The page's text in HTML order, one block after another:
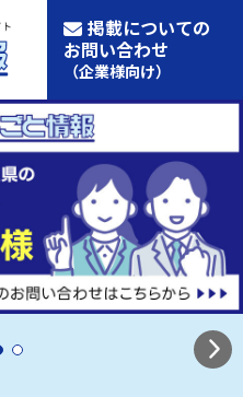
掲載についての
お問い合わせ
（企業様向け）